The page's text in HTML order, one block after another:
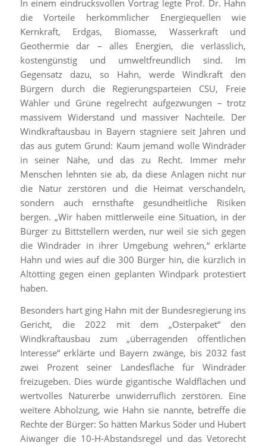
In einem eindrucksvollen Vortrag legte Prof. Dr. Hahn
die Vorteile herkömmlicher Energiequellen wie
Kernkraft, Erdgas, Biomasse, Wasserkraft und
Geothermie dar – alles Energien, die verlässlich,
kostengünstig und umweltfreundlich sind. Im
Gegensatz dazu, so Hahn, werde Windkraft den
Bürgern durch die Regierungsparteien CSU, Freie
Wähler und Grüne regelrecht aufgezwungen – trotz
massivem Widerstand und massiver Nachteile. Der
Windkraftausbau in Bayern stagniere seit Jahren und
das aus gutem Grund: Kaum jemand wolle Windräder
in seiner Nähe, und das zu Recht. Immer mehr
Menschen lehnten sie ab, da diese Anlagen nicht nur
die Natur zerstören und die Heimat verschandeln,
sondern auch ernsthafte gesundheitliche Risiken
bergen. „Wir haben mittlerweile eine Situation, in der
Bürger zu Bittstellern werden, nur weil sie sich gegen
die Windräder in ihrer Umgebung wehren,“ erklärte
Hahn und wies auf die 300 Bürger hin, die kürzlich in
Altötting gegen einen geplanten Windpark protestiert
haben.
Besonders hart ging Hahn mit der Bundesregierung ins
Gericht, die 2022 mit dem „Osterpaket“ den
Windkraftausbau zum „überragenden öffentlichen
Interesse“ erklärte und Bayern zwänge, bis 2032 fast
zwei Prozent seiner Landesfläche für Windräder
freizugeben. Dies würde gigantische Waldflächen und
wertvolles Naturerbe unwiderruflich zerstören. Eine
weitere Abholzung, wie Hahn sie nannte, betreffe die
Rechte der Bürger: So hätten Markus Söder und Hubert
Aiwanger die 10-H-Abstandsregel und das Vetorecht